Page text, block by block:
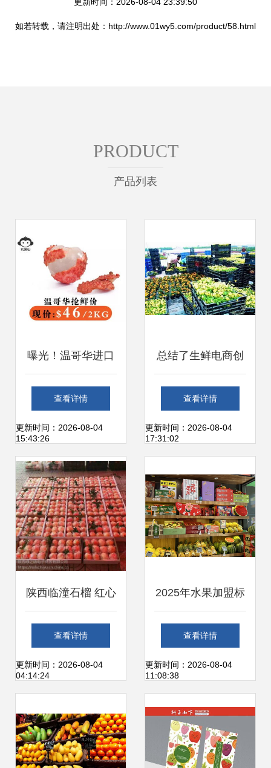
如若转载，请注明出处：http://www.01wy5.com/product/58.html
PRODUCT
产品列表
曝光！温哥华进口
水果商暗藏的差价
黑洞 日销千盒的珍
珠小蜜柚仅
$3.99，新鲜猫山
王榴莲3折起售
查看详情
更新时间：2026-08-04
15:43:26
总结了生鲜电商创
业失败的几大原因
千万不要重蹈覆辙
查看详情
更新时间：2026-08-04
17:31:02
陕西临潼石榴 红心
软籽，新鲜直达的
美味与商机
查看详情
更新时间：2026-08-04
04:14:24
2025年水果加盟标
杆品牌 吉小果如何
领跑新鲜水果零售
查看详情
更新时间：2026-08-04
11:08:38